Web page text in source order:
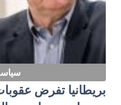
بريطانيا تفرض